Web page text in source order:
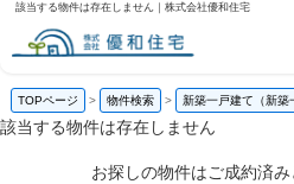
該当する物件は存在しません｜株式会社優和住宅
TOPページ 物件検索 新築一戸建て（新築
該当する物件は存在しません
お探しの物件はご成約済み